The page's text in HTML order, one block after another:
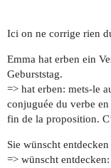
Ici on ne corrige rien
Emma hat erben ein
Geburststag.
=> hat erben: mets-le
conjuguée du verbe
fin de la proposition.
Sie wünscht
=> wünscht